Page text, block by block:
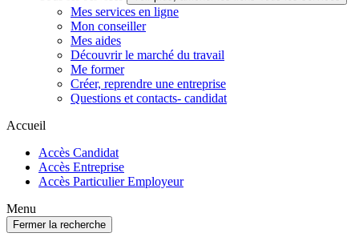
Mes services en ligne
Mon conseiller
Mes aides
Découvrir le marché du travail
Me former
Créer, reprendre une entreprise
Questions et contacts- candidat
Accueil
Accès Candidat
Accès Entreprise
Accès Particulier Employeur
Menu
Fermer la recherche